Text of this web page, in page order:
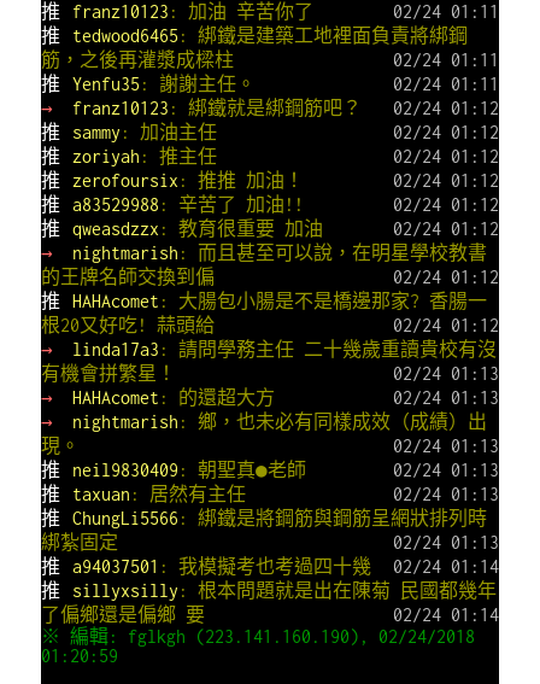
推
franz10123 : 加油 辛苦你了
02/24 01:11
推
tedwood6465 : 綁鐵是建築工地裡面負責將綁鋼
筋，之後再灌漿成樑柱
02/24 01:11
推
Yenfu35 : 謝謝主任。
02/24 01:11
→
franz10123 : 綁鐵就是綁鋼筋吧？
02/24 01:12
推
sammy : 加油主任
02/24 01:12
推
zoriyah : 推主任
02/24 01:12
推
zerofoursix : 推推 加油！
02/24 01:12
推
a83529988 : 辛苦了 加油!!
02/24 01:12
推
qweasdzzx : 教育很重要 加油
02/24 01:12
→
nightmarish : 而且甚至可以說，在明星學校教書
的王牌名師交換到偏
02/24 01:12
推
HAHAcomet : 大腸包小腸是不是橋邊那家? 香腸一
根20又好吃! 蒜頭給
02/24 01:12
→
linda17a3 : 請問學務主任 二十幾歲重讀貴校有沒
有機會拼繁星！
02/24 01:13
→
HAHAcomet : 的還超大方
02/24 01:13
→
nightmarish : 鄉，也未必有同樣成效（成績）出
現。
02/24 01:13
推
neil9830409 : 朝聖真●老師
02/24 01:13
推
taxuan : 居然有主任
02/24 01:13
推
ChungLi5566 : 綁鐵是將鋼筋與鋼筋呈網狀排列時
綁紮固定
02/24 01:13
推
a94037501 : 我模擬考也考過四十幾
02/24 01:14
推
sillyxsilly : 根本問題就是出在陳菊 民國都幾年
了偏鄉還是偏鄉 要
02/24 01:14
※ 編輯: fglkgh (223.141.160.190), 02/24/2018
01:20:59